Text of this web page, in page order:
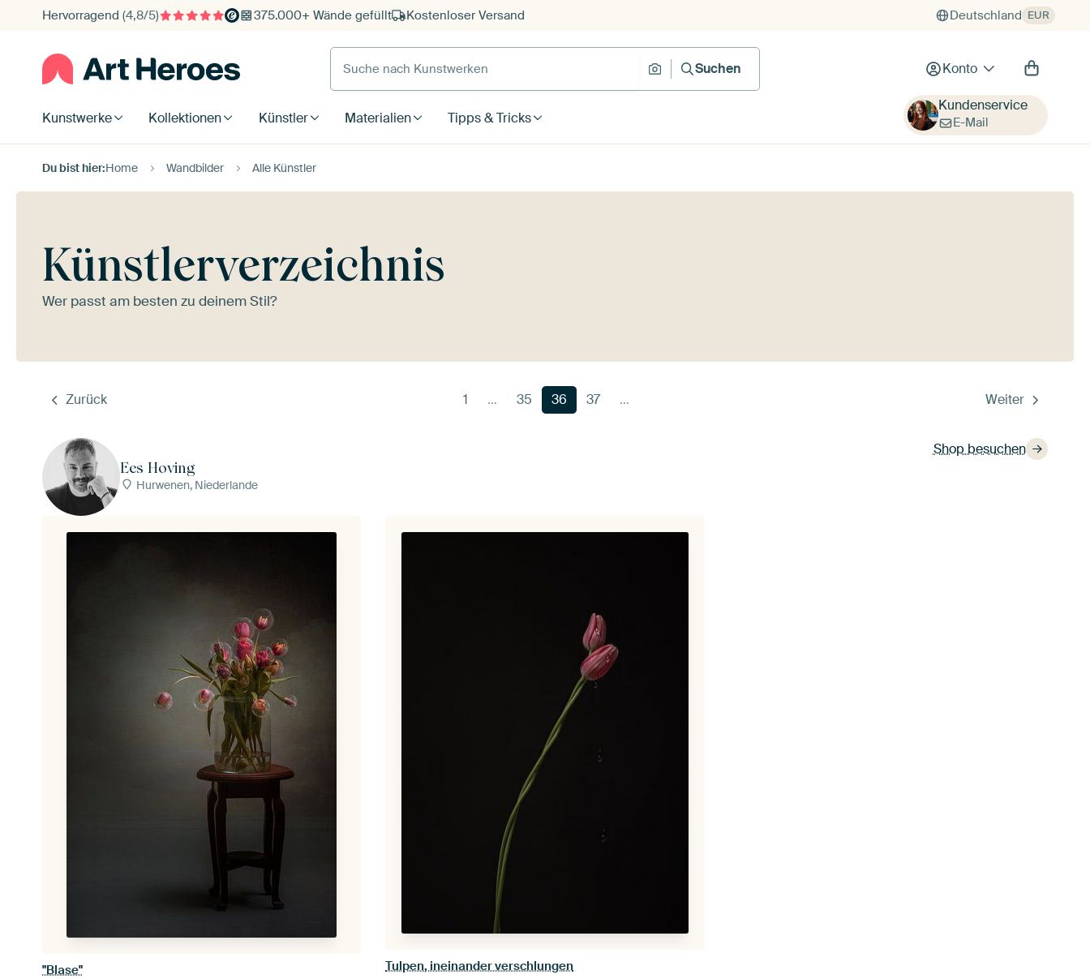
Hervorragend (4,8/5) 375.000+ Wände gefüllt Kostenloser Versand Deutschland EUR
Suche nach Kunstwerken
Suche nach Bild
Suchen Konto
Kunstwerke Kollektionen Künstler Materialien Tipps & Tricks
Kundenservice
E-Mail
Du bist hier:Home Wandbilder Alle Künstler
Künstlerverzeichnis
Wer passt am besten zu deinem Stil?
Zurück 1 … 35 36 37 … Weiter
Ees Hoving
Hurwenen, Niederlande
Shop besuchen
"Blase" Tulpen, ineinander verschlungen